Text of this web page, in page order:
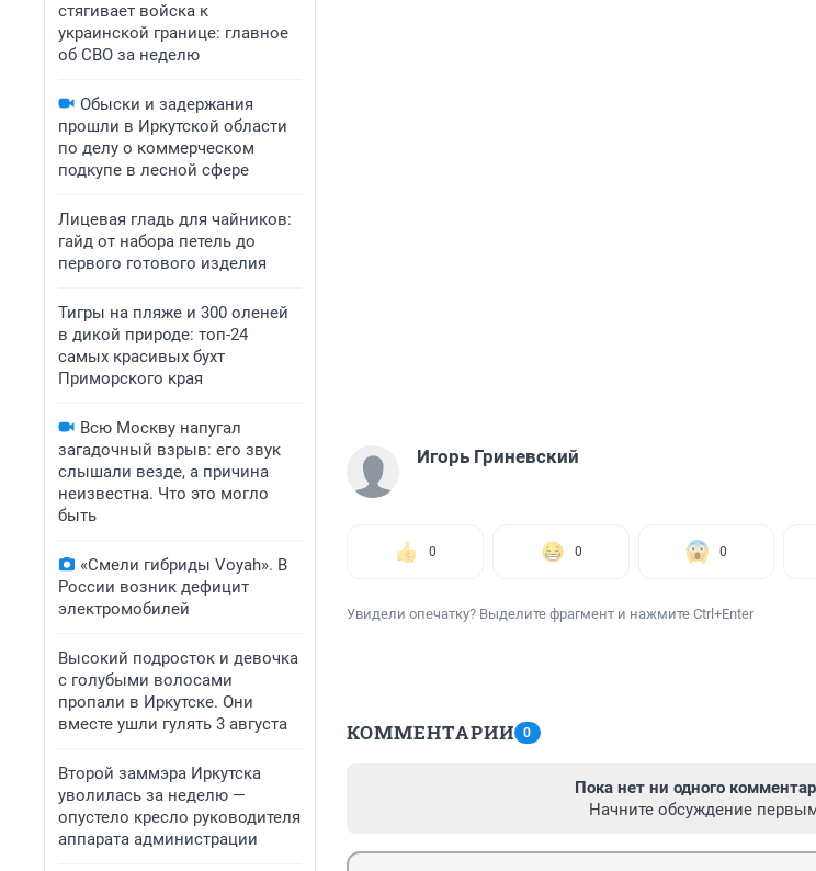
стягивает войска к
украинской границе: главное
об СВО за неделю
Обыски и задержания
прошли в Иркутской области
по делу о коммерческом
подкупе в лесной сфере
Лицевая гладь для чайников:
гайд от набора петель до
первого готового изделия
Тигры на пляже и 300 оленей
в дикой природе: топ-24
самых красивых бухт
Приморского края
Всю Москву напугал
загадочный взрыв: его звук
слышали везде, а причина
неизвестна. Что это могло
быть
«Смели гибриды Voyah». В
России возник дефицит
электромобилей
Высокий подросток и девочка
с голубыми волосами
пропали в Иркутске. Они
вместе ушли гулять 3 августа
Второй заммэра Иркутска
уволилась за неделю —
опустело кресло руководителя
аппарата администрации
Игорь Гриневский
0 0 0
Увидели опечатку? Выделите фрагмент и нажмите Ctrl+Enter
КОММЕНТАРИИ 0
Пока нет ни одного
Начните обсуждение